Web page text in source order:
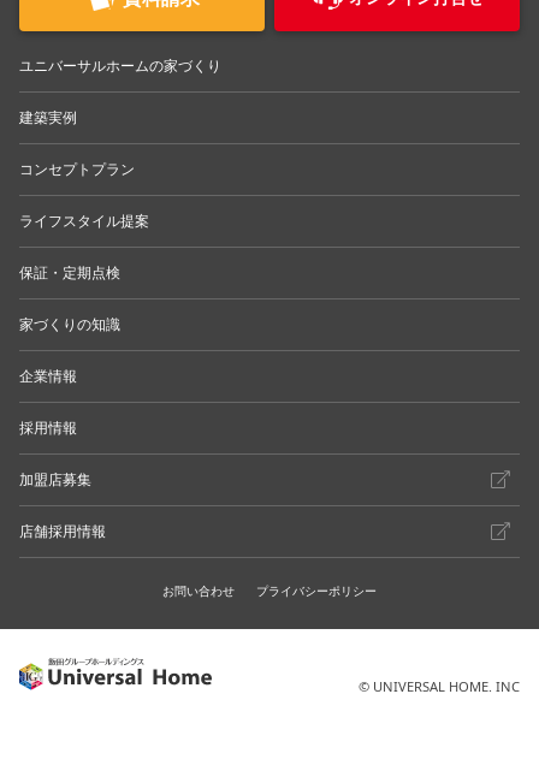
ユニバーサルホームの家づくり
建築実例
コンセプトプラン
ライフスタイル提案
保証・定期点検
家づくりの知識
企業情報
採用情報
加盟店募集
店舗採用情報
お問い合わせ プライバシーポリシー
© UNIVERSAL HOME. INC